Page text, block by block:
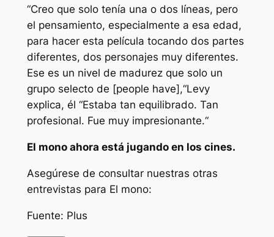
“Creo que solo tenía una o dos líneas, pero
el pensamiento, especialmente a esa edad,
para hacer esta película tocando dos partes
diferentes, dos personajes muy diferentes.
Ese es un nivel de madurez que solo un
grupo selecto de [people have],“Levy
explica, él “Estaba tan equilibrado. Tan
profesional. Fue muy impresionante.“
El monoahora está jugando en los cines.
Asegúrese de consultar nuestras otras
entrevistas para El mono:
Fuente: Plus